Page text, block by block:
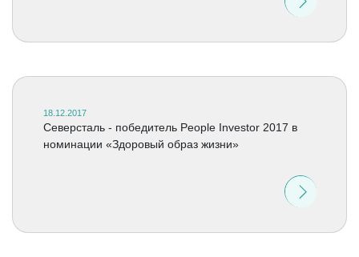
18.12.2017
Северсталь - победитель People Investor 2017 в
номинации «Здоровый образ жизни»